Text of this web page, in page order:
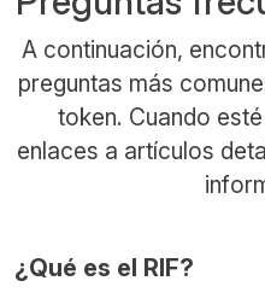
A continuación,
preguntas más
token. Cuando
enlaces a artículos
¿Qué es el RIF?